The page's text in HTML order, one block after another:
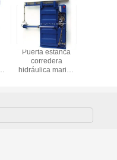
Puerta estanca
corredera
hidráulica marina